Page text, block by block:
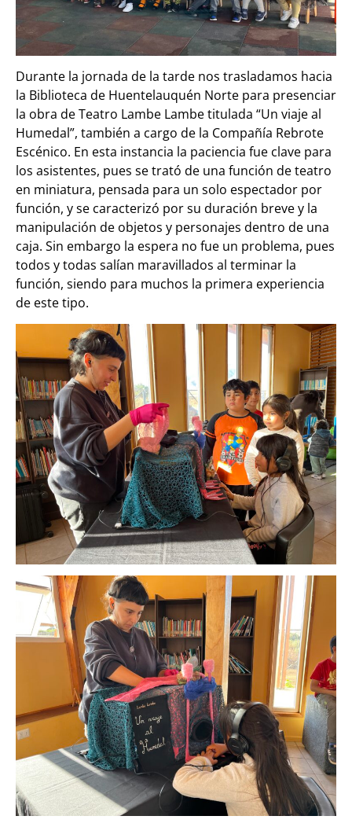
Durante la jornada de la tarde nos trasladamos hacia
la Biblioteca de Huentelauquén Norte para presenciar
la obra de Teatro Lambe Lambe titulada “Un viaje al
Humedal”, también a cargo de la Compañía Rebrote
Escénico. En esta instancia la paciencia fue clave para
los asistentes, pues se trató de una función de teatro
en miniatura, pensada para un solo espectador por
función, y se caracterizó por su duración breve y la
manipulación de objetos y personajes dentro de una
caja. Sin embargo la espera no fue un problema, pues
todos y todas salían maravillados al terminar la
función, siendo para muchos la primera experiencia
de este tipo.